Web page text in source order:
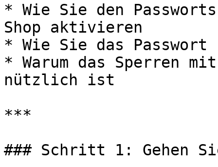
* Wie Sie den
Shop aktivieren
* Wie Sie das
* Warum das Sperren
nützlich ist
***
### Schritt 1: Gehen